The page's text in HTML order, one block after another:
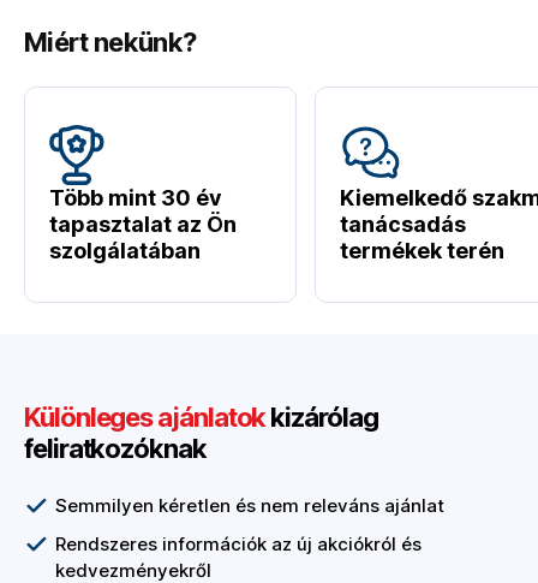
Miért nekünk?
Több mint 30 év
tapasztalat az Ön
szolgálatában
Kiemelkedő
tanácsadás
termékek terén
Különleges ajánlatokkizárólag
feliratkozóknak
Semmilyen kéretlen és nem releváns ajánlat
Rendszeres információk az új akciókról és
kedvezményekről